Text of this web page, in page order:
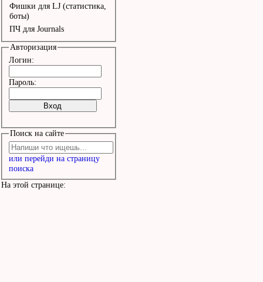
Фишки для LJ (статистика,
боты)
ПЧ для Journals
Авторизация
Логин:
Пароль:
Поиск на сайте
или перейди на страницу
поиска
На этой странице: